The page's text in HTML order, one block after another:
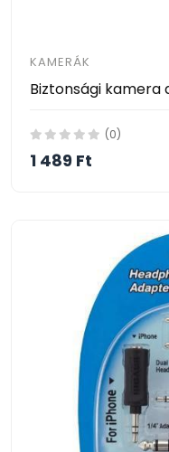
KAMERÁK
(0)
1 489 Ft